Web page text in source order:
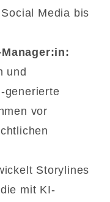
Media bis
und
generierte
vor
Storylines
mit KI-